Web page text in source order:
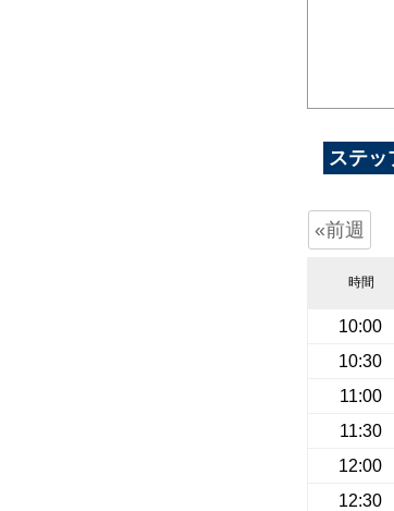
ステッ
«前週
時間
10:00
10:30
11:00
11:30
12:00
12:30